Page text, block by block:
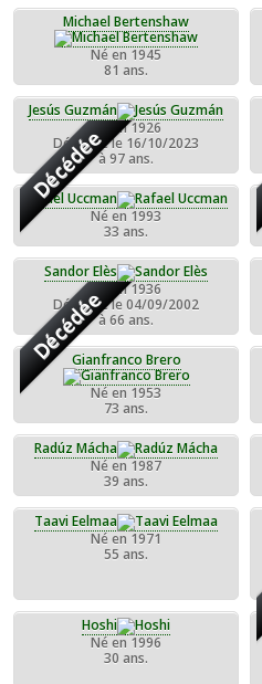
Michael Bertenshaw
Né en 1945
81 ans.
Jesús Guzmán
DécédéeNé en 1926
Décédée le 16/10/2023
à 97 ans.
Rafael Uccman
Né en 1993
33 ans.
Sandor Elès
DécédéeNé en 1936
Décédée le 04/09/2002
à 66 ans.
Gianfranco Brero
Né en 1953
73 ans.
Radúz Mácha
Né en 1987
39 ans.
Taavi Eelmaa
Né en 1971
55 ans.
Hoshi
Né en 1996
30 ans.